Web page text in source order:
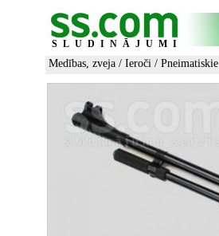
SLUDINĀJUMI
Medības, zveja / Ieroči / Pneimatiskie